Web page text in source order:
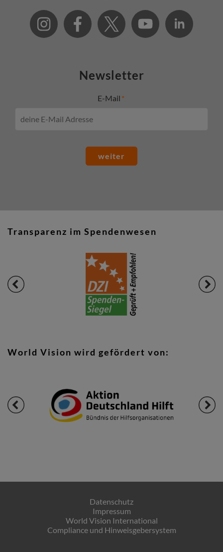
Newsletter
E-Mail
weiter
Transparenz im Spendenwesen
World Vision wird gefördert von:
Datenschutz
Impressum
World Vision International
Compliance und Hinweisgebersystem